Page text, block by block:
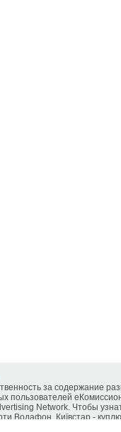
за содержание
Network. Чтобы
Водафон, Київстар -